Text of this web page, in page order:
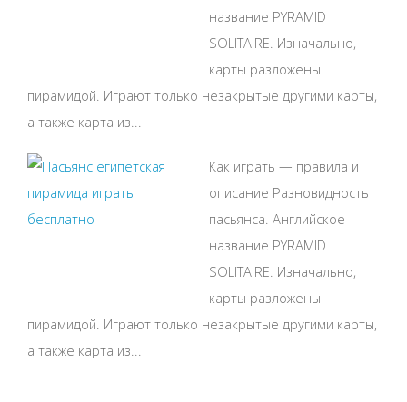
название PYRAMID
SOLITAIRE. Изначально,
карты разложены
пирамидой. Играют только незакрытые другими карты,
а также карта из...
Как играть — правила и
описание Разновидность
пасьянса. Английское
название PYRAMID
SOLITAIRE. Изначально,
карты разложены
пирамидой. Играют только незакрытые другими карты,
а также карта из...